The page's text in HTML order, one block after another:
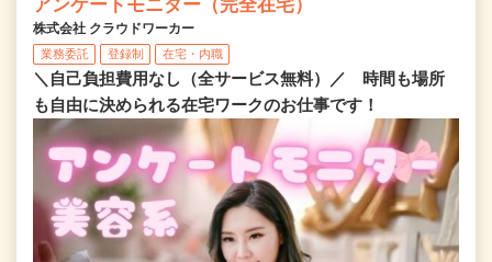
アンケートモニター（完全在宅）
株式会社 クラウドワーカー
業務委託 登録制 在宅・内職
＼自己負担費用なし（全サービス無料）／ 時間も場所
も自由に決められる在宅ワークのお仕事です！